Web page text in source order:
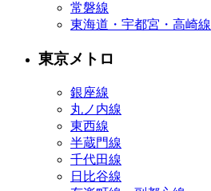
常磐線
東海道・宇都宮・高崎線
東京メトロ
銀座線
丸ノ内線
東西線
半蔵門線
千代田線
日比谷線